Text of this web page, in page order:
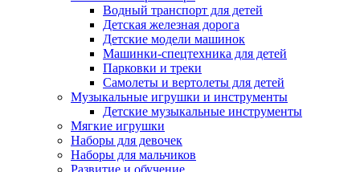
Водный транспорт для детей
Детская железная дорога
Детские модели машинок
Машинки-спецтехника для детей
Парковки и треки
Самолеты и вертолеты для детей
Музыкальные игрушки и инструменты
Детские музыкальные инструменты
Мягкие игрушки
Наборы для девочек
Наборы для мальчиков
Развитие и обучение